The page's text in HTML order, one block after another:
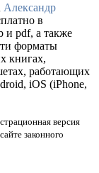
Александр
в
и pdf, а также
форматы
книгах,
работающих
iOS (iPhone,
версия
законного